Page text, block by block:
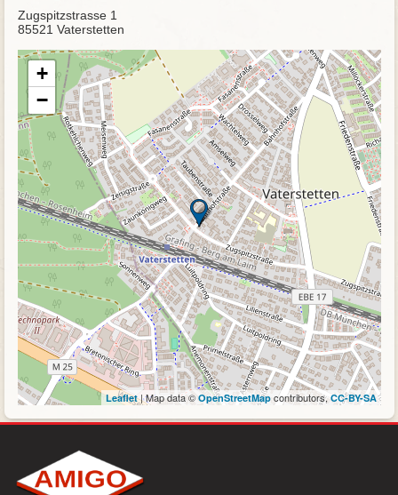
Zugspitzstrasse 1
85521 Vaterstetten
+
−
Leaflet| Map data © OpenStreetMapcontributors,CC-BY-SA